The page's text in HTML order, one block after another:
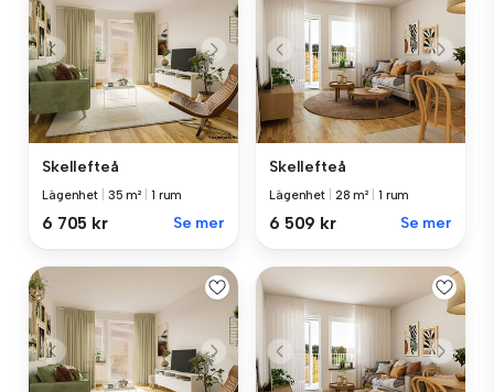
Skellefteå
Lägenhet 35 m² 1 rum
6 705 kr Se mer
Skellefteå
Lägenhet 28 m² 1 rum
6 509 kr Se mer